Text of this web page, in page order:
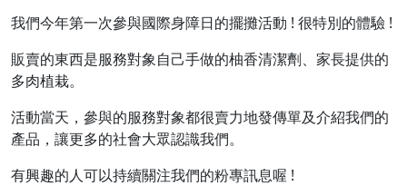
我們今年第一次參與國際身障日的擺攤活動 ! 很特別的體驗 !
販賣的東西是服務對象自己手做的柚香清潔劑、家長提供的
多肉植栽。
活動當天，參與的服務對象都很賣力地發傳單及介紹我們的
產品，讓更多的社會大眾認識我們。
有興趣的人可以持續關注我們的粉專訊息喔 !